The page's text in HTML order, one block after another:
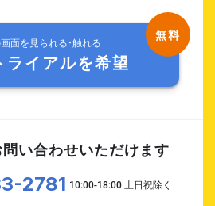
面を見られる・触れる
ライアルを希望
問い合わせいただけます
2781